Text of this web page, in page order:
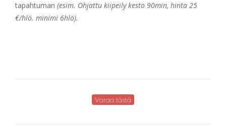
tapahtuman (esim. Ohjattu kiipeily kesto 90min, hinta 25
€/hlö. minimi 6hlö).
Varaa tästä